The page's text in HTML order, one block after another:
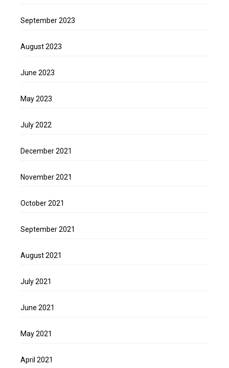
September 2023
August 2023
June 2023
May 2023
July 2022
December 2021
November 2021
October 2021
September 2021
August 2021
July 2021
June 2021
May 2021
April 2021